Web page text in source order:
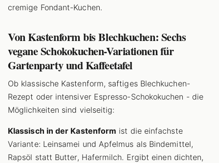
cremige Fondant-Kuchen.
Von Kastenform bis Blechkuchen: Sechs
vegane Schokokuchen-Variationen für
Gartenparty und Kaffeetafel
Ob klassische Kastenform, saftiges Blechkuchen-
Rezept oder intensiver Espresso-Schokokuchen - die
Möglichkeiten sind vielseitig:
Klassisch in der Kastenform ist die einfachste
Variante: Leinsamei und Apfelmus als Bindemittel,
Rapsöl statt Butter, Hafermilch. Ergibt einen dichten,